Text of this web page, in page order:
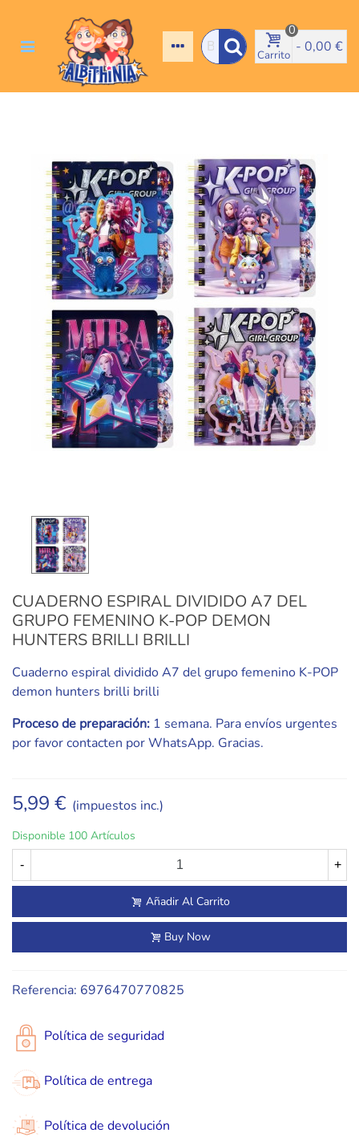
Carrito
0
- 0,00 €
CUADERNO ESPIRAL DIVIDIDO A7 DEL
GRUPO FEMENINO K-POP DEMON
HUNTERS BRILLI BRILLI
Cuaderno espiral dividido A7 del grupo femenino K-POP
demon hunters brilli brilli
Proceso de preparación: 1 semana. Para envíos urgentes
por favor contacten por WhatsApp. Gracias.
5,99 € (impuestos inc.)
Disponible 100 Artículos
- +
Añadir Al Carrito
Buy Now
Referencia: 6976470770825
Política de seguridad
Política de entrega
Política de devolución